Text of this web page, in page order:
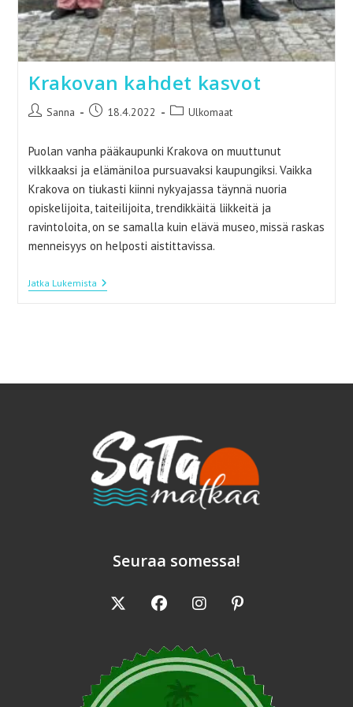
Krakovan kahdet kasvot
Artikkelin
Sanna
Artikkeli18.4.2022
Artikkelin
Ulkomaat
Puolan vanha pääkaupunki Krakova on muuttunut
vilkkaaksi ja elämäniloa pursuavaksi kaupungiksi. Vaikka
Krakova on tiukasti kiinni nykyajassa täynnä nuoria
opiskelijoita, taiteilijoita, trendikkäitä liikkeitä ja
ravintoloita, on se samalla kuin elävä museo, missä raskas
menneisyys on helposti aistittavissa.
Jatka LukemistaKrakovan
Kahdet
Seuraa somessa!